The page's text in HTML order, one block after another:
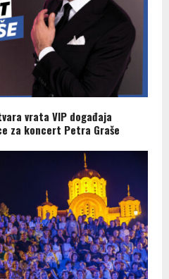
vrata VIP događaja
za koncert Petra Graše